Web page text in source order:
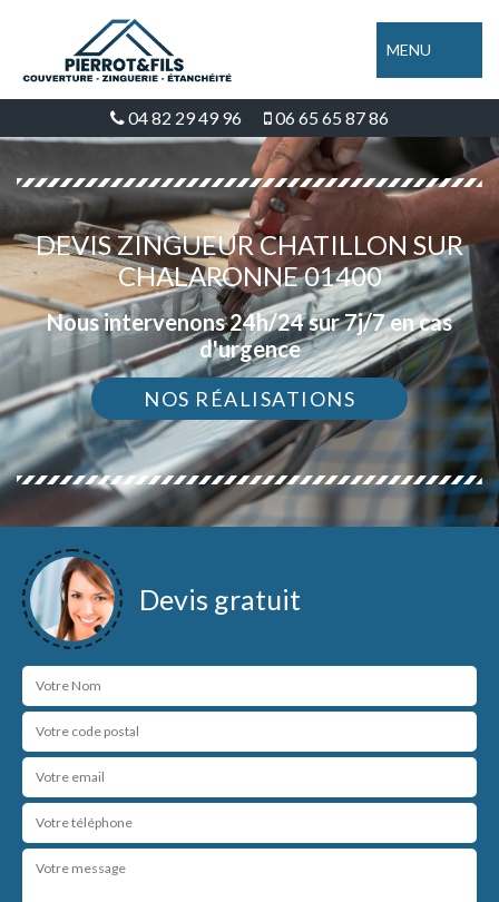
MENU
04 82 29 49 96 06 65 65 87 86
DEVIS ZINGUEUR CHATILLON SUR
CHALARONNE 01400
Nous intervenons 24h/24 sur 7j/7 en cas
d'urgence
NOS RÉALISATIONS
Devis gratuit